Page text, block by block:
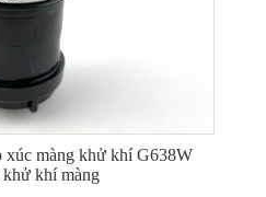
màng khử khí G638W
khí màng